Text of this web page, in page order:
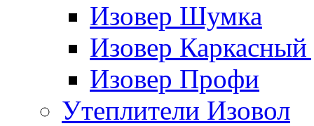
Изовер Шумка
Изовер
Изовер Профи
Утеплители Изовол